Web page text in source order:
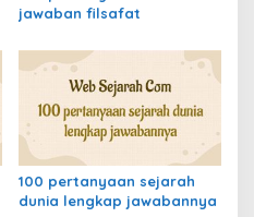
jawaban filsafat
100 pertanyaan sejarah
dunia lengkap jawabannya